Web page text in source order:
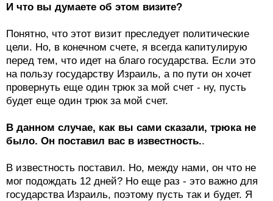
И что вы думаете об этом визите?
Понятно, что этот визит преследует политические
цели. Но, в конечном счете, я всегда капитулирую
перед тем, что идет на благо государства. Если это
на пользу государству Израиль, а по пути он хочет
провернуть еще один трюк за мой счет - ну, пусть
будет еще один трюк за мой счет.
В данном случае, как вы сами сказали, трюка не
было. Он поставил вас в известность..
В известность поставил. Но, между нами, он что не
мог подождать 12 дней? Но еще раз - это важно для
государства Израиль, поэтому пусть так и будет. Я